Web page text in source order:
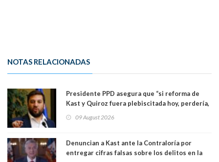
NOTAS RELACIONADAS
Presidente PPD asegura que “si reforma de
Kast y Quiroz fuera plebiscitada hoy, perdería,
a favor de la oposición, sería una victoria de la
09 August 2026
Denuncian a Kast ante la Contraloría por
entregar cifras falsas sobre los delitos en la